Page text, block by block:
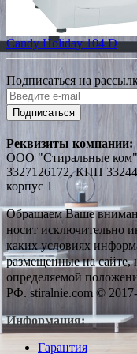
Candy Holiday 104 D
Подписаться на
Подписаться
Реквизиты компании:
ООО "Стиральные
3327126172, КПП
корпус 1
Обращаем Ваше
носит исключительно
каких условиях
размещенные на сайте,
определяемой
РФ. stiralnie.com ©
Информация:
Гарантия